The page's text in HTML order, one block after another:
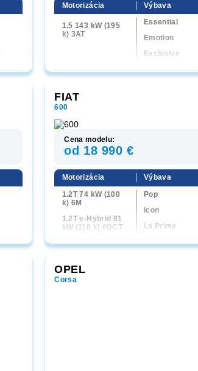
Motorizácia
1.5 143 kW (195
k) 3AT
Výbava
Essential
Emotion
Exclusive
FIAT
600
Cena modelu:
od 18 990 €
Motorizácia
1.2T 74 kW (100
k) 6M
1.2T e-Hybrid 81
kW (110 k) 6DCT
1.2T e-Hybrid 107
Výbava
Pop
Icon
La Prima
Sport
OPEL
Corsa